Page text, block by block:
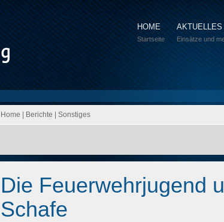
HOME
Startseite
AKTUELLES
Einsätze und
Home Berichte Sonstiges
Die Feuerwehrjugend
Schafe